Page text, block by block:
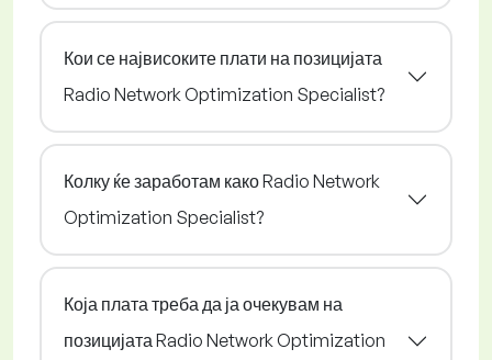
Кои се највисоките плати на позицијата
Radio Network Optimization Specialist?
Колку ќе заработам како Radio Network
Optimization Specialist?
Која плата треба да ја очекувам на
позицијата Radio Network Optimization